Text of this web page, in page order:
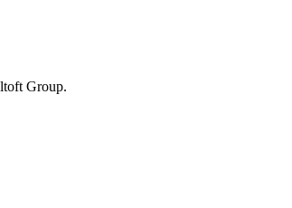
Group.